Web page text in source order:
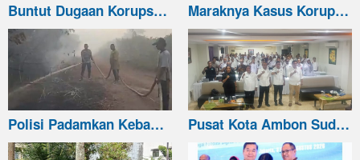
Buntut Dugaan Korups… Maraknya Kasus Korup…
Polisi Padamkan Keba… Pusat Kota Ambon Sud…